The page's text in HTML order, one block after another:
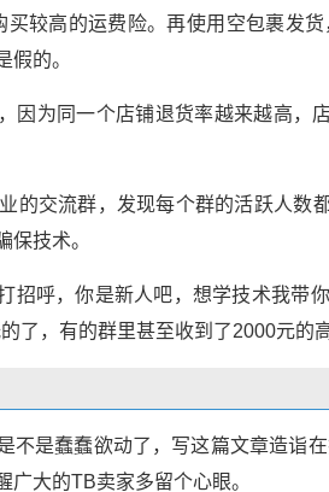
买较高的运费险。再使用空包裹发
假的。
因为同一个店铺退货率越来越高，
的交流群，发现每个群的活跃人数
保技术。
招呼，你是新人吧，想学技术我带
了，有的群里甚至收到了2000元的
不是蠢蠢欲动了，写这篇文章造诣
大的TB卖家多留个心眼。